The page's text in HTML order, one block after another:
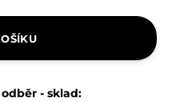
- sklad: